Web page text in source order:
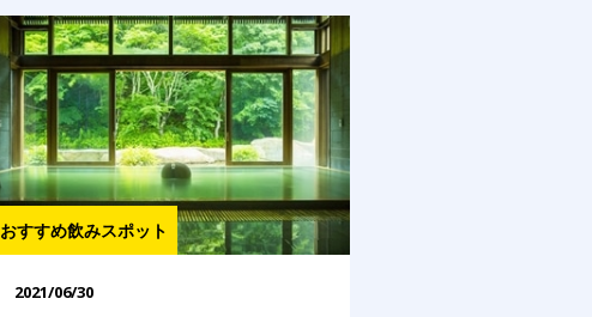
おすすめ飲みスポット
2021/06/30